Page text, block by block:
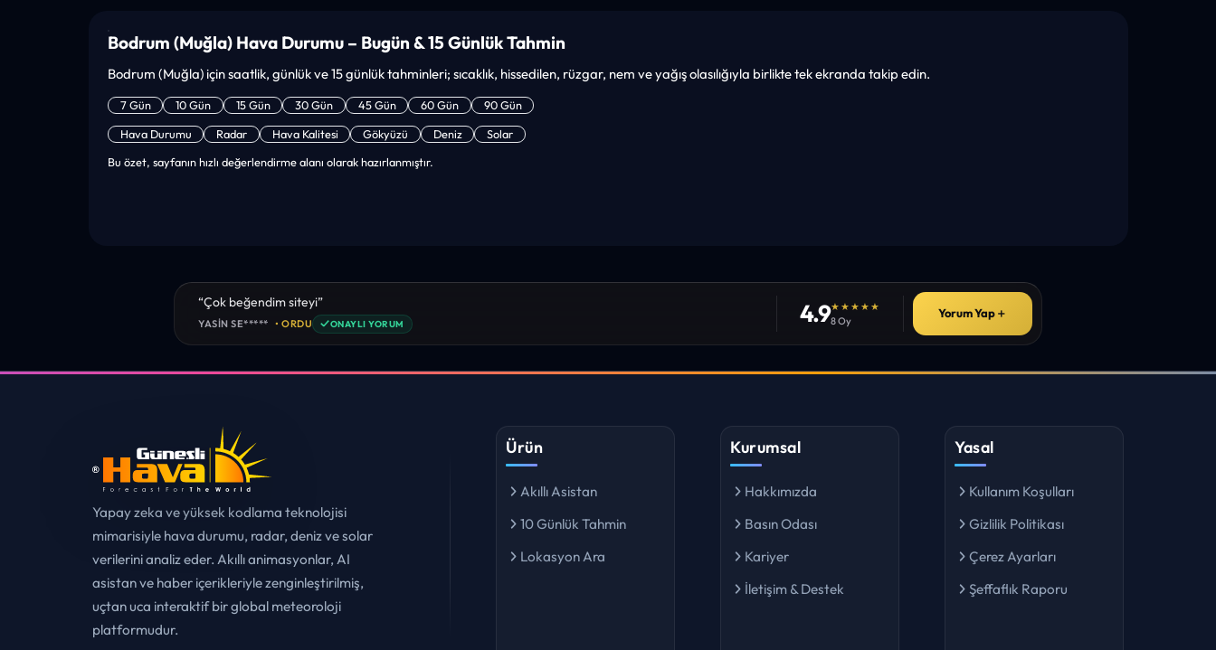
Bodrum (Muğla) Hava Durumu – Bugün & 15 Günlük Tahmin
Bodrum (Muğla) için saatlik, günlük ve 15 günlük tahminleri; sıcaklık, hissedilen, rüzgar, nem ve yağış olasılığıyla birlikte tek ekranda takip edin.
7 Gün 10 Gün 15 Gün 30 Gün 45 Gün 60 Gün
90 Gün
Hava Durumu
Radar Hava Kalitesi Gökyüzü Deniz
Solar
Bu özet, sayfanın hızlı değerlendirme alanı olarak hazırlanmıştır.
“sanırım yeni bir hava durumu sitesisiniz. ilk defa bu denli bir site gördüm. bundn sonra sizinleym.
tebrikler. sitede istediğim tüm bilgiyi bulabiliyorum. ekibinizin emeğine saglık”
4.9★★★★★
8 Oy
Yorum Yap＋
Ürün
Lokasyon Ara
Kurumsal
Kariyer
İletişim & Destek
Yasal
Kullanım Koşulları
Çerez Ayarları
Şeffaflık Raporu